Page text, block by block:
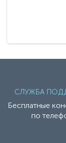
СЛУЖБА
Бесплатные
по